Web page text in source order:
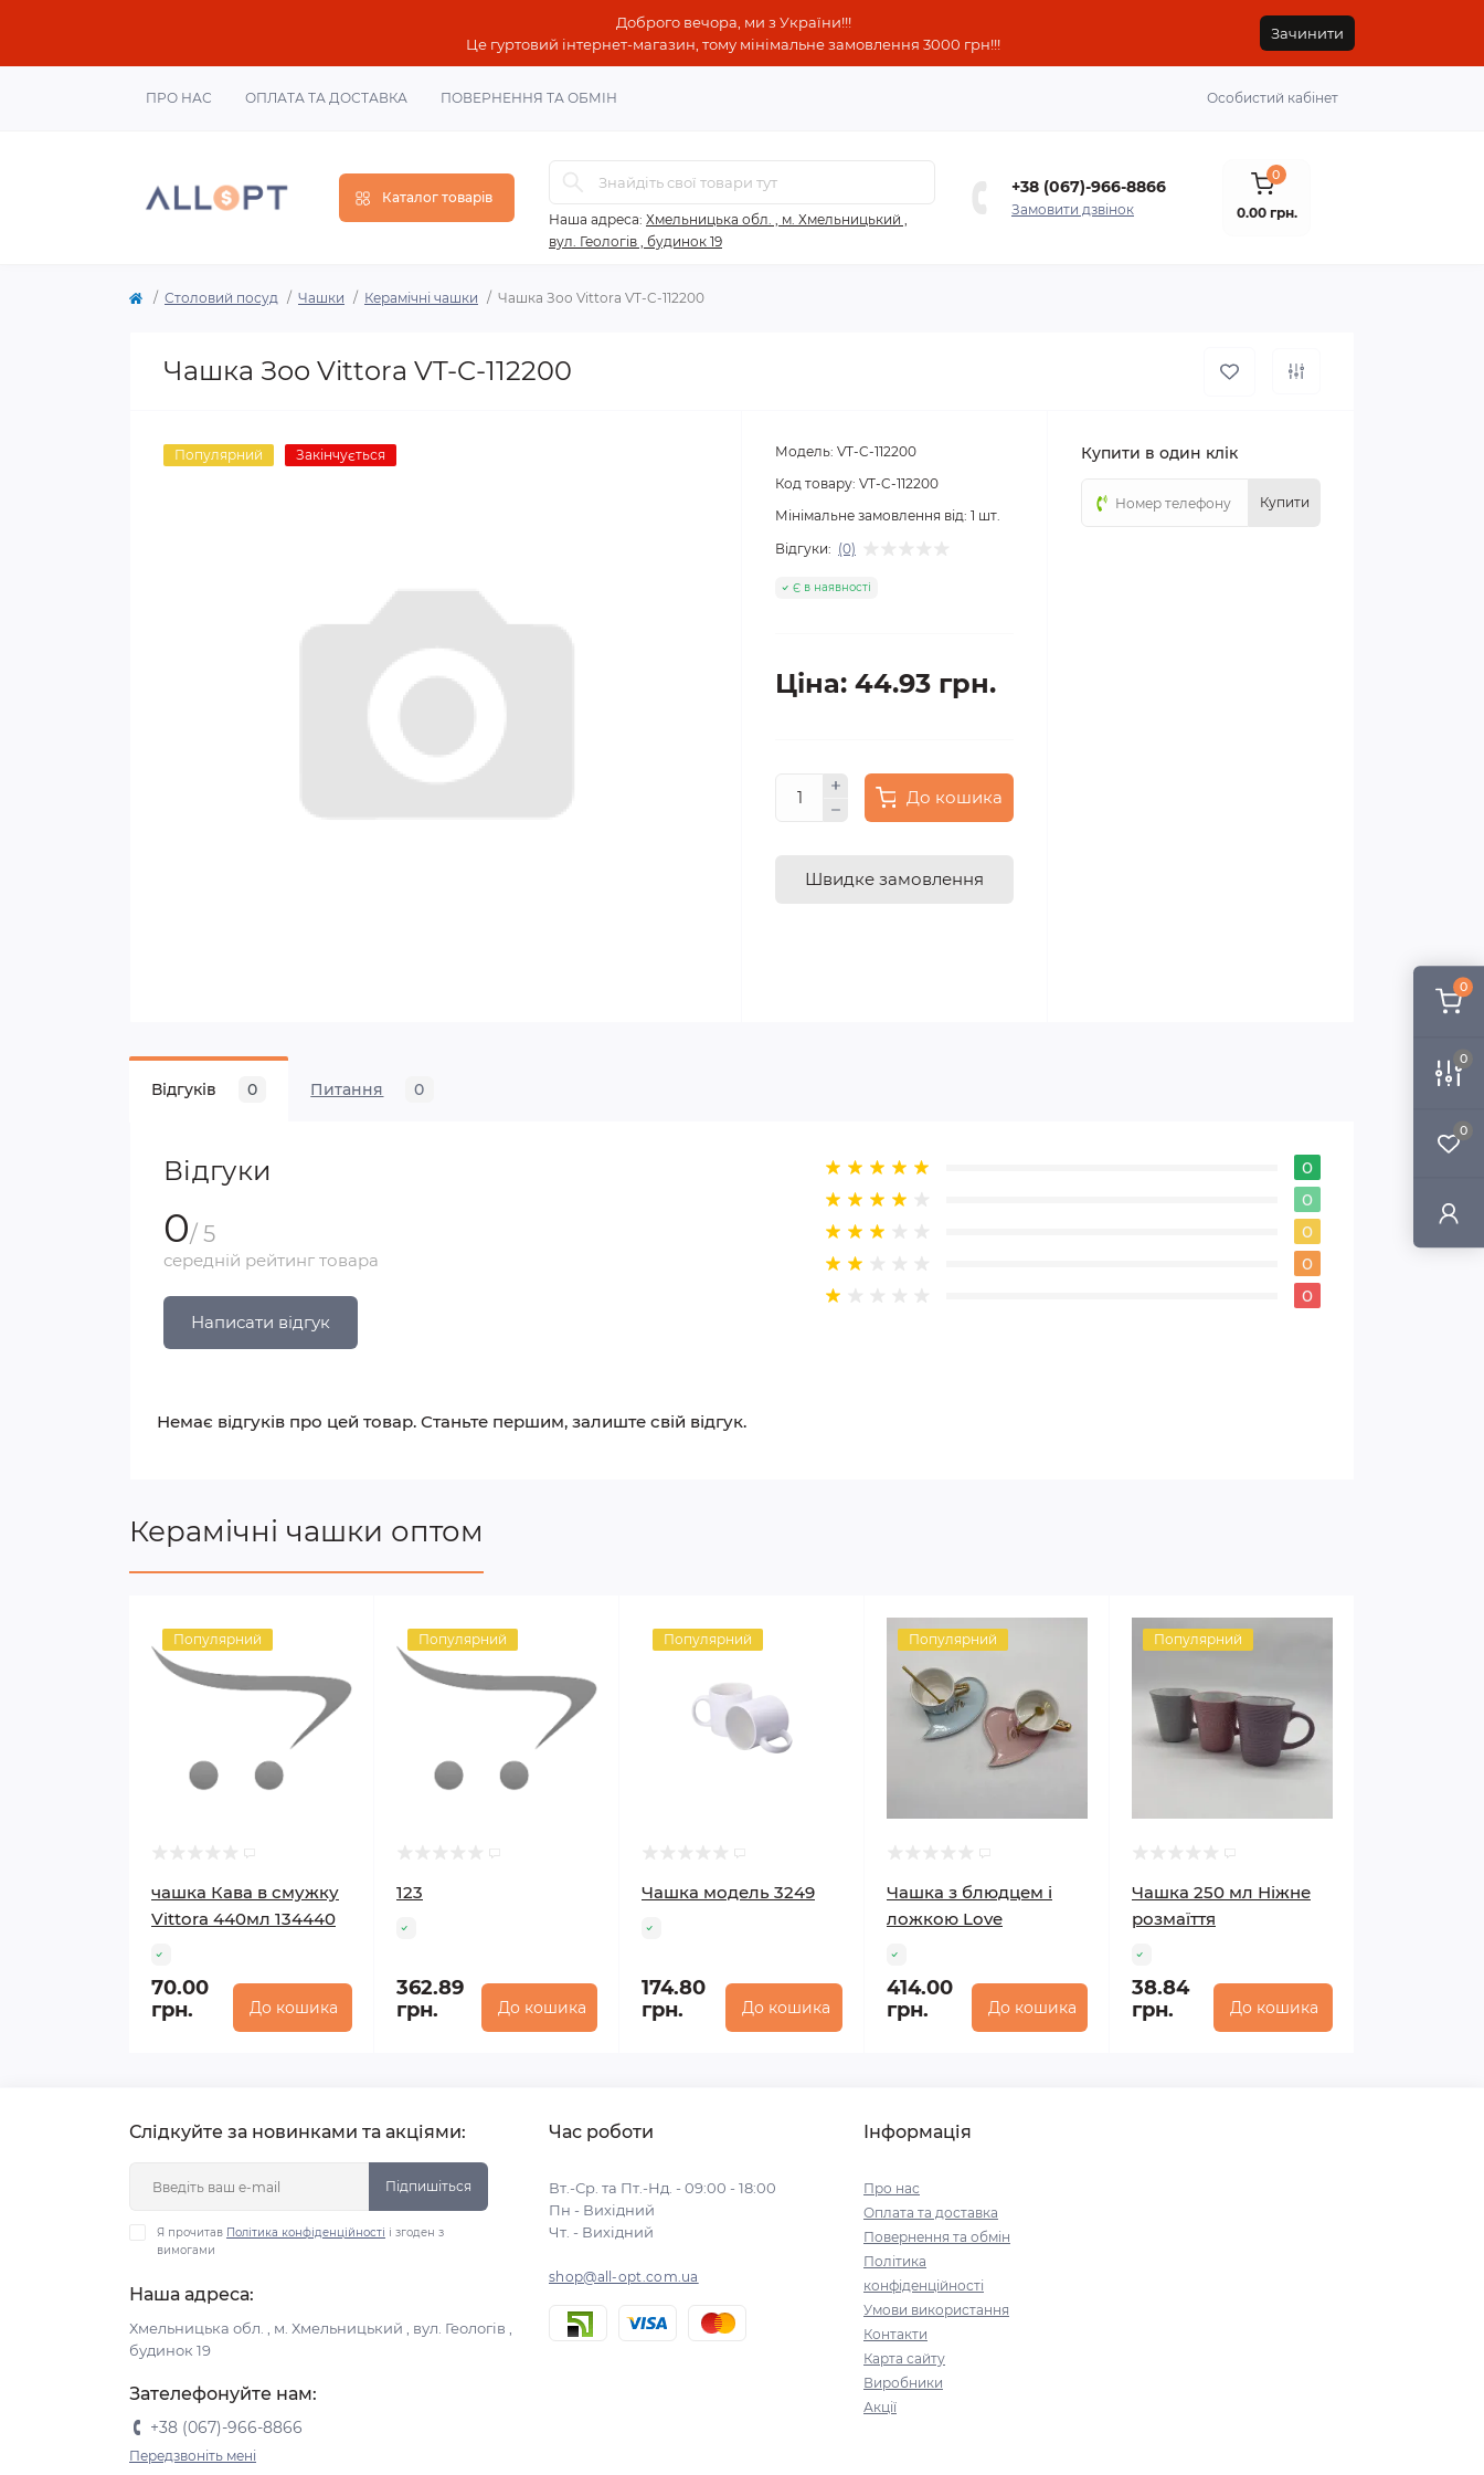
0
0
0
Доброго вечора, ми з України!!!
Це гуртовий інтернет-магазин, тому мінімальне замовлення 3000 грн!!!
Зачинити
ПРО НАС ОПЛАТА ТА ДОСТАВКА ПОВЕРНЕННЯ ТА ОБМІН Особистий кабінет
Каталог товарів
Наша адреса: Хмельницька обл. , м. Хмельницький ,
вул. Геологів , будинок 19
+38 (067)-966-8866
Замовити дзвінок
0
0.00 грн.
Столовий посуд Чашки Керамічні чашки Чашка Зоо Vittora VT-C-112200
Чашка Зоо Vittora VT-C-112200
Популярний Закінчується Модель: VT-C-112200
Код товару: VT-C-112200
Мінімальне замовлення від: 1 шт.
Відгуки: (0)
Є в наявності
Ціна: 44.93 грн.
До кошика
Швидке замовлення
Купити в один клік
Купити
Відгуків 0 Питання 0
Відгуки
0/ 5
середній рейтинг товара
Написати відгук
0
0
0
0
0
Немає відгуків про цей товар. Станьте першим, залиште свій відгук.
Керамічні чашки оптом
Популярний
чашка Кава в смужку
Vittora 440мл 134440
70.00
грн.
До кошика
Популярний
123
362.89
грн.
До кошика
Популярний
Чашка модель 3249
174.80
грн.
До кошика
Популярний
Чашка з блюдцем і
ложкою Love
414.00
грн.
До кошика
Популярний
Чашка 250 мл Ніжне
розмаїття
38.84
грн.
До кошика
Слідкуйте за новинками та акціями:
Підпишіться
Я прочитав Політика конфіденційності і згоден з
вимогами
Наша адреса:
Хмельницька обл. , м. Хмельницький , вул. Геологів ,
будинок 19
Зателефонуйте нам:
+38 (067)-966-8866
Передзвоніть мені
Час роботи
Вт.-Ср. та Пт.-Нд. - 09:00 - 18:00
Пн - Вихідний
Чт. - Вихідний
shop@all-opt.com.ua
Інформація
Про нас
Оплата та доставка
Повернення та обмін
Політика
конфіденційності
Умови використання
Контакти
Карта сайту
Виробники
Акції